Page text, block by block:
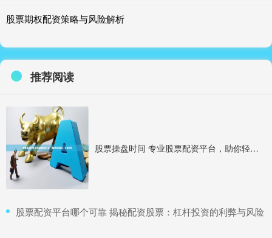
股票期权配资策略与风险解析
推荐阅读
股票操盘时间 专业股票配资平台，助你轻松投资，稳健获利
​股票配资平台哪个可靠 揭秘配资股票：杠杆投资的利弊与风险